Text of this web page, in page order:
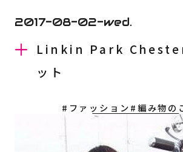
2017-08-02-wed.
Linkin Park Chester
ット
#ファッション#編み物の